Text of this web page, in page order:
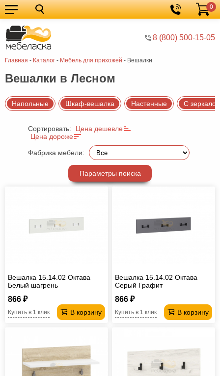
8 (800) 500-15-05
Корзина
0
Главная - Каталог - Мебель для прихожей - Вешалки
Кухонные
гарнитуры
Мебель
для
кухни
Мебель
для
спальни
Кровати
Шкафы
Диваны
мебель
Детская
мебель
Мебель
Офисная
компьютер
для
Мебель
Кресла-
ротанга
мебель
Косметологическое
Вешалки в Лесном
Напольные Шкаф-вешалка Настенные С
Сортировать:
Цена дешевле
Цена дороже
Фабрика мебели:
Параметры поиска
Вешалка 15.14.02 Октава
Белый шагрень
866 ₽
В корзину
Купить в 1 клик
Вешалка 15.14.02 Октава
Серый Графит
866 ₽
В корзину
Купить в 1 клик